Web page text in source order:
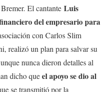
El cantante Luis
del empresario para
con Carlos Slim
realizó un plan para salvar su
nunca dieron detalles al
dicho queel apoyo se dio al
se transmitió por la